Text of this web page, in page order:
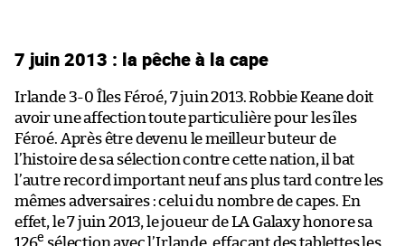
7 juin 2013 : la pêche à la cape
Irlande 3-0 Îles Féroé, 7 juin 2013. Robbie Keane doit
avoir une affection toute particulière pour les îles
Féroé. Après être devenu le meilleur buteur de
l’histoire de sa sélection contre cette nation, il bat
l’autre record important neuf ans plus tard contre les
mêmes adversaires : celui du nombre de capes. En
effet, le 7 juin 2013, le joueur de LA Galaxy honore sa
e